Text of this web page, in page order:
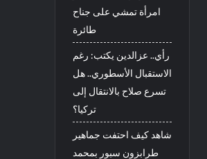
امرأة تمشي على جناح
طائرة
رأي.. عزالدين يكتب: رغم
الاستقبال الأسطوري.. هل
تسرع صلاح بالانتقال إلى
تركيا؟
شاهد كيف احتفت جماهير
طرابزون سبور بمحمد